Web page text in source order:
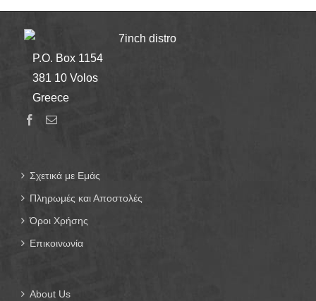
7inch distro
P.O. Box 1154
381 10 Volos
Greece
Σχετικά με Εμάς
Πληρωμές και Αποστολές
Όροι Χρήσης
Επικοινωνία
About Us